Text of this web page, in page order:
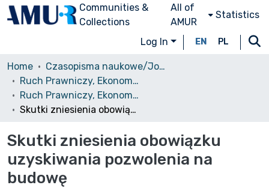
Communities &
Collections
All of
AMUR
Statistics
Log In EN PL
Home
Czasopisma naukowe/Journals
Ruch Prawniczy, Ekonomiczny i Socjologiczny
Ruch Prawniczy, Ekonomiczny i Socjologiczny, 2010, nr 2
Skutki zniesienia obowiązku uzyskiwania pozwolenia na budowę
Skutki zniesienia obowiązku
uzyskiwania pozwolenia na
budowę